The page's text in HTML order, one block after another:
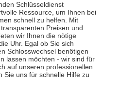
Schlüsseldienst
Ressource, um Ihnen bei
schnell zu helfen. Mit
Preisen und
wir Ihnen die nötige
Uhr. Egal ob Sie sich
Schlosswechsel benötigen
lassen möchten - wir sind für
auf unseren professionellen
Sie uns für schnelle Hilfe zu